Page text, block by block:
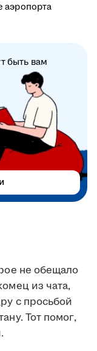
не обещало
из чата,
с просьбой
Тот помог,
аэропорта
быть вам